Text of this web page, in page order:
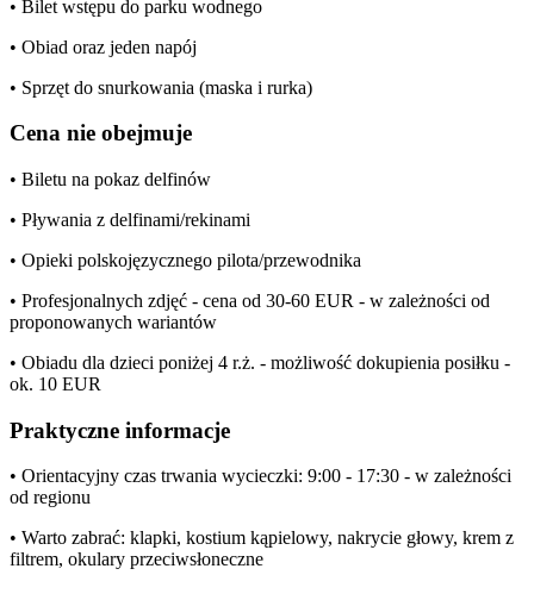
• Bilet wstępu do parku wodnego
• Obiad oraz jeden napój
• Sprzęt do snurkowania (maska i rurka)
Cena nie obejmuje
• Biletu na pokaz delfinów
• Pływania z delfinami/rekinami
• Opieki polskojęzycznego pilota/przewodnika
• Profesjonalnych zdjęć - cena od 30-60 EUR - w zależności od
proponowanych wariantów
• Obiadu dla dzieci poniżej 4 r.ż. - możliwość dokupienia posiłku -
ok. 10 EUR
Praktyczne informacje
• Orientacyjny czas trwania wycieczki: 9:00 - 17:30 - w zależności
od regionu
• Warto zabrać: klapki, kostium kąpielowy, nakrycie głowy, krem z
filtrem, okulary przeciwsłoneczne